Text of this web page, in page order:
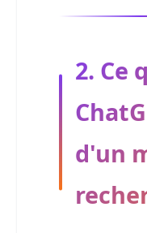
2. Ce
d'un